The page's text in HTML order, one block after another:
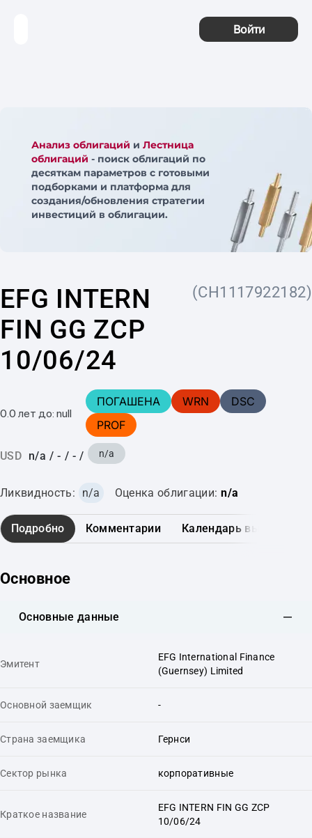
Войти
Анализ облигаций и Лестница
облигаций - поиск облигаций по
десяткам параметров с готовыми
подборками и платформа для
создания/обновления стратегии
инвестиций в облигации.
EFG INTERN
FIN GG ZCP
10/06/24
(CH1117922182)
0.0 лет до: null
ПОГАШЕНА WRN
DSC
PROF
USD n/a / - / - / n/a
Ликвидность: n/a Оценка облигации: n/a
Подробно Комментарии Календарь выплат
Основное
Основные данные
Эмитент
EFG International Finance
(Guernsey) Limited
Основной заемщик -
Страна заемщика Гернси
Сектор рынка корпоративные
Краткое название
EFG INTERN FIN GG ZCP
10/06/24